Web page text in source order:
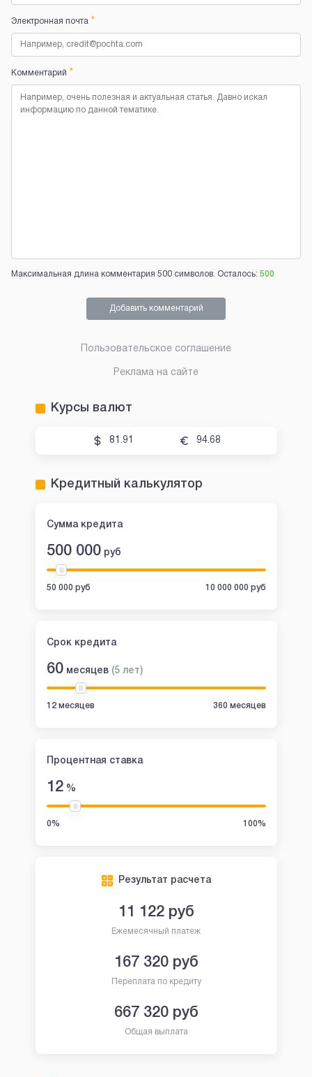
Электронная почта *
Комментарий *
Максимальная длина комментария 500 символов. Осталось: 500
Добавить комментарий
Пользовательское соглашение
Реклама на сайте
Курсы валют
81.91 94.68
Кредитный калькулятор
Сумма кредита
500 000 руб
50 000 руб 10 000 000 руб
Срок кредита
60 месяцев (5 лет)
12 месяцев 360 месяцев
Процентная ставка
12%
0% 100%
Результат расчета
11 122руб
Ежемесячный платеж
167 320руб
Переплата по кредиту
667 320руб
Общая выплата